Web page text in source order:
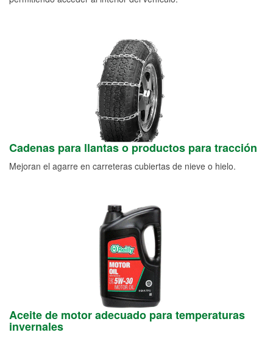
Cadenas para llantas o productos para tracción
Mejoran el agarre en carreteras cubiertas de nieve o hielo.
Aceite de motor adecuado para temperaturas
invernales